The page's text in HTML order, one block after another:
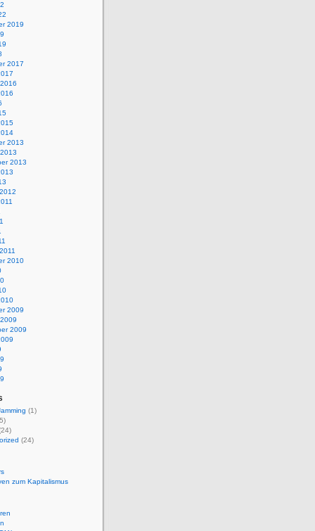
2019
2017
2013
2013
2010
2009
2009
(1)
(24)
zum Kapitalismus